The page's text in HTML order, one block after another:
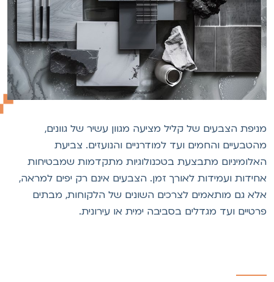
הצבעים של קליל מציעה מגוון עשיר של גוונים,
והחמים ועד למודרניים והנועזים. צביעת
מתבצעת בטכנולוגיות מתקדמות שמבטיחות
ועמידות לאורך זמן. הצבעים אינם רק יפים למראה,
גם מותאמים לצרכים השונים של הלקוחות, מבתים
ועד מגדלים בסביבה ימית או עירונית.